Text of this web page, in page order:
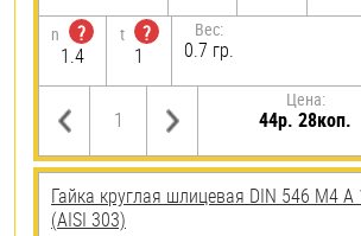
n
?
1.4
t
?
1
Вес:
0.7 гр.
Цена:
44р. 28коп.
Гайка круглая шлицевая DIN 546 М4 А
(AISI 303)